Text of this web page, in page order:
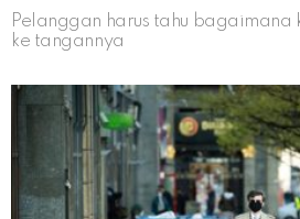
Pelanggan harus tahu bagaimana
ke tangannya